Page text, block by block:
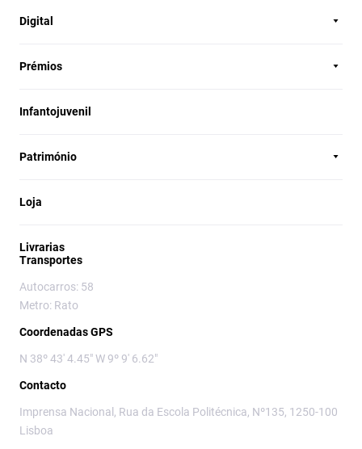
Digital
Prémios
Infantojuvenil
Património
Loja
Livrarias
Transportes
Autocarros: 58
Metro: Rato
Coordenadas GPS
N 38º 43' 4.45" W 9º 9' 6.62"
Contacto
Imprensa Nacional, Rua da Escola Politécnica, Nº135, 1250-100
Lisboa